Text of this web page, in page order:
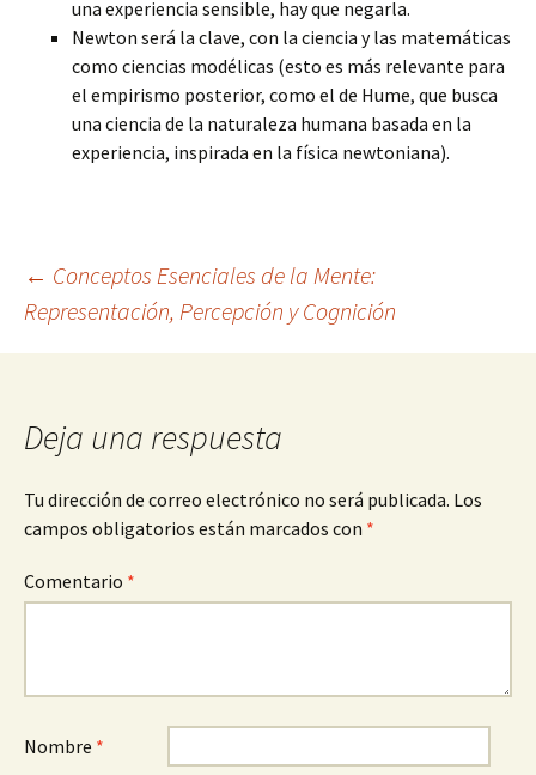
una experiencia sensible, hay que negarla.
Newton será la clave, con la ciencia y las matemáticas
como ciencias modélicas (esto es más relevante para
el empirismo posterior, como el de Hume, que busca
una ciencia de la naturaleza humana basada en la
experiencia, inspirada en la física newtoniana).
Navegación
de
entradas
← Conceptos Esenciales de la Mente:
Representación, Percepción y Cognición
Deja una respuesta
Tu dirección de correo electrónico no será publicada. Los
campos obligatorios están marcados con *
Comentario *
Nombre *